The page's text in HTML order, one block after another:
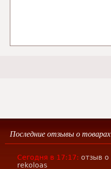
Последние отзывы о товарах
Сегодня в 17:17: отзыв о
rekoloas